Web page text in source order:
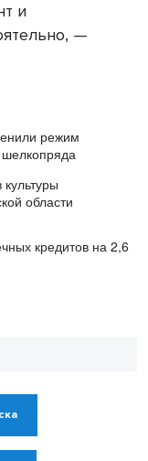
и
—
режим
шелкопряда
области
кредитов на 2,6